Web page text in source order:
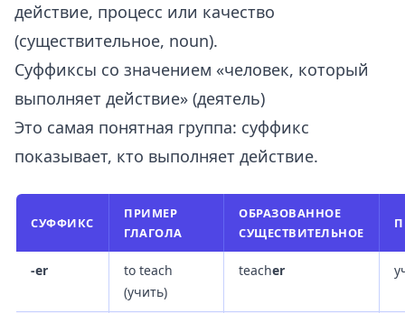
действие, процесс или качество
(существительное, noun).
Суффиксы со значением «человек, который
выполняет действие» (деятель)
Это самая понятная группа: суффикс
показывает, кто выполняет действие.
СУФФИКС
ПРИМЕР
ГЛАГОЛА
ОБРАЗОВАННОЕ
СУЩЕСТВИТЕЛЬНОЕ
-er
to teach
(учить)
teacher